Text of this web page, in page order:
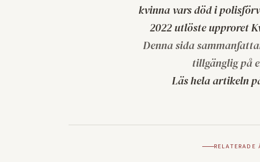
kvinna vars död i
2022 utlöste upproret
Denna sida
tillgänglig på
Läs hela artikeln
RELATERADE